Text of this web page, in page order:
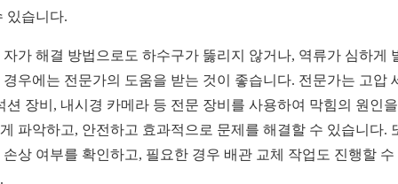
있습니다.
자가 해결 방법으로도 하수구가 뚫리지 않거나, 역류가 심하게
경우에는 전문가의 도움을 받는 것이 좋습니다. 전문가는 고압
션 장비, 내시경 카메라 등 전문 장비를 사용하여 막힘의 원인
파악하고, 안전하고 효과적으로 문제를 해결할 수 있습니다.
손상 여부를 확인하고, 필요한 경우 배관 교체 작업도 진행할 수